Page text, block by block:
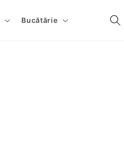
Bucătărie